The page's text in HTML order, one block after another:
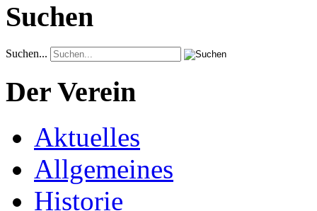
Suchen
Suchen...
Der Verein
Aktuelles
Allgemeines
Historie